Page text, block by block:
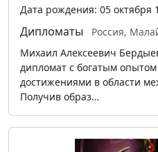
Дата рождения: 05 октября
Дипломаты
Россия,
Михаил Алексеевич
дипломат с богатым
достижениями в области
Получив образ…